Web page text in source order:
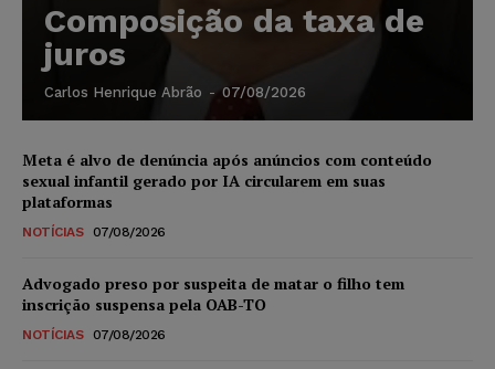
Composição da taxa de
juros
Carlos Henrique Abrão - 07/08/2026
Meta é alvo de denúncia após anúncios com conteúdo
sexual infantil gerado por IA circularem em suas
plataformas
NOTÍCIAS 07/08/2026
Advogado preso por suspeita de matar o filho tem
inscrição suspensa pela OAB-TO
NOTÍCIAS 07/08/2026